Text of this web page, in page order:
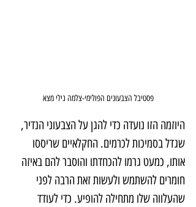
פסטיבל הצבעונים הפולימי-צלמה גילי מצא
היוזמה הזו נועדה כדי להגן על הצבעוני הנדיר,
שגדל בסמיכות לכרמים. החקלאיים שריססו
אותו, כמעט גרמו להכחדתו והוסבר להם באיזה
חומרים להשתמש ולעשות זאת הרבה לפני
שהעלווה שלו מתחילה להופיע. כדי לעודד